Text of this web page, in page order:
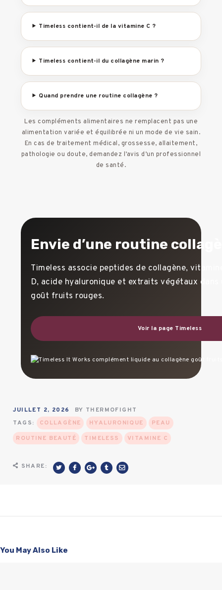
Timeless contient-il de la vitamine C ?
Timeless contient-il du collagène marin ?
Quand prendre une routine collagène ?
Les compléments alimentaires ne remplacent pas une
alimentation variée et équilibrée ni un mode de vie sain.
En cas de traitement médical, grossesse, allaitement,
pathologie ou doute, demandez l’avis d’un professionnel
de santé.
Envie d’une routine
Timeless associe peptides de collagène,
D, acide hyaluronique et extraits végétaux
goût fruits rouges.
Voir la page Timeless
JUILLET 2, 2026 BY THERMOFIGHT
TAGS:
COLLAGÈNE HYALURONIQUE
PEAU
ROUTINE BEAUTÉ
TIMELESS VITAMINE C
SHARE:
You May Also Like